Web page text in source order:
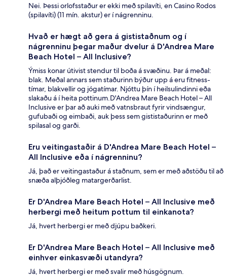
Nei. Þessi orlofsstaður er ekki með spilavíti, en Casino Rodos
(spilavíti) (11 mín. akstur) er í nágrenninu.
Hvað er hægt að gera á gististaðnum og í
nágrenninu þegar maður dvelur á D'Andrea Mare
Beach Hotel – All Inclusive?
Ýmiss konar útivist stendur til boða á svæðinu. Þar á meðal:
blak. Meðal annars sem staðurinn býður upp á eru fitness-
tímar, blakvellir og jógatímar. Njóttu þín í heilsulindinni eða
slakaðu á í heita pottinum.D'Andrea Mare Beach Hotel – All
Inclusive er þar að auki með vatnsbraut fyrir vindsængur,
gufubaði og eimbaði, auk þess sem gististaðurinn er með
spilasal og garði.
Eru veitingastaðir á D'Andrea Mare Beach Hotel –
All Inclusive eða í nágrenninu?
Já, það er veitingastaður á staðnum, sem er með aðstöðu til að
snæða alþjóðleg matargerðarlist.
Er D'Andrea Mare Beach Hotel – All Inclusive með
herbergi með heitum pottum til einkanota?
Já, hvert herbergi er með djúpu baðkeri.
Er D'Andrea Mare Beach Hotel – All Inclusive með
einhver einkasvæði utandyra?
Já, hvert herbergi er með svalir með húsgögnum.